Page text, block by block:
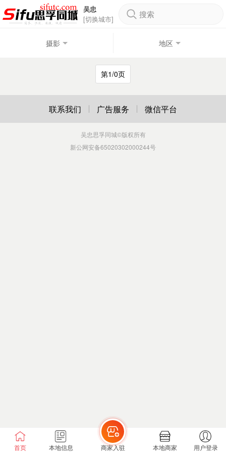
吴忠
[切换城市]
搜索
摄影 地区
第1/0页
首页 本地信息 商家入驻 本地商家 用户登录
联系我们 广告服务 微信平台
吴忠思孚同城©版权所有
新公网安备65020302000244号